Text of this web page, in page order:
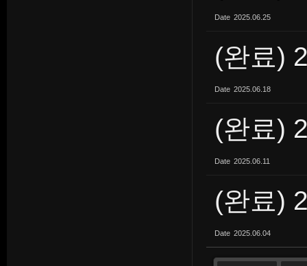
Date 2025.06.25
(완료)
Date 2025.06.18
(완료)
Date 2025.06.11
(완료)
Date 2025.06.04